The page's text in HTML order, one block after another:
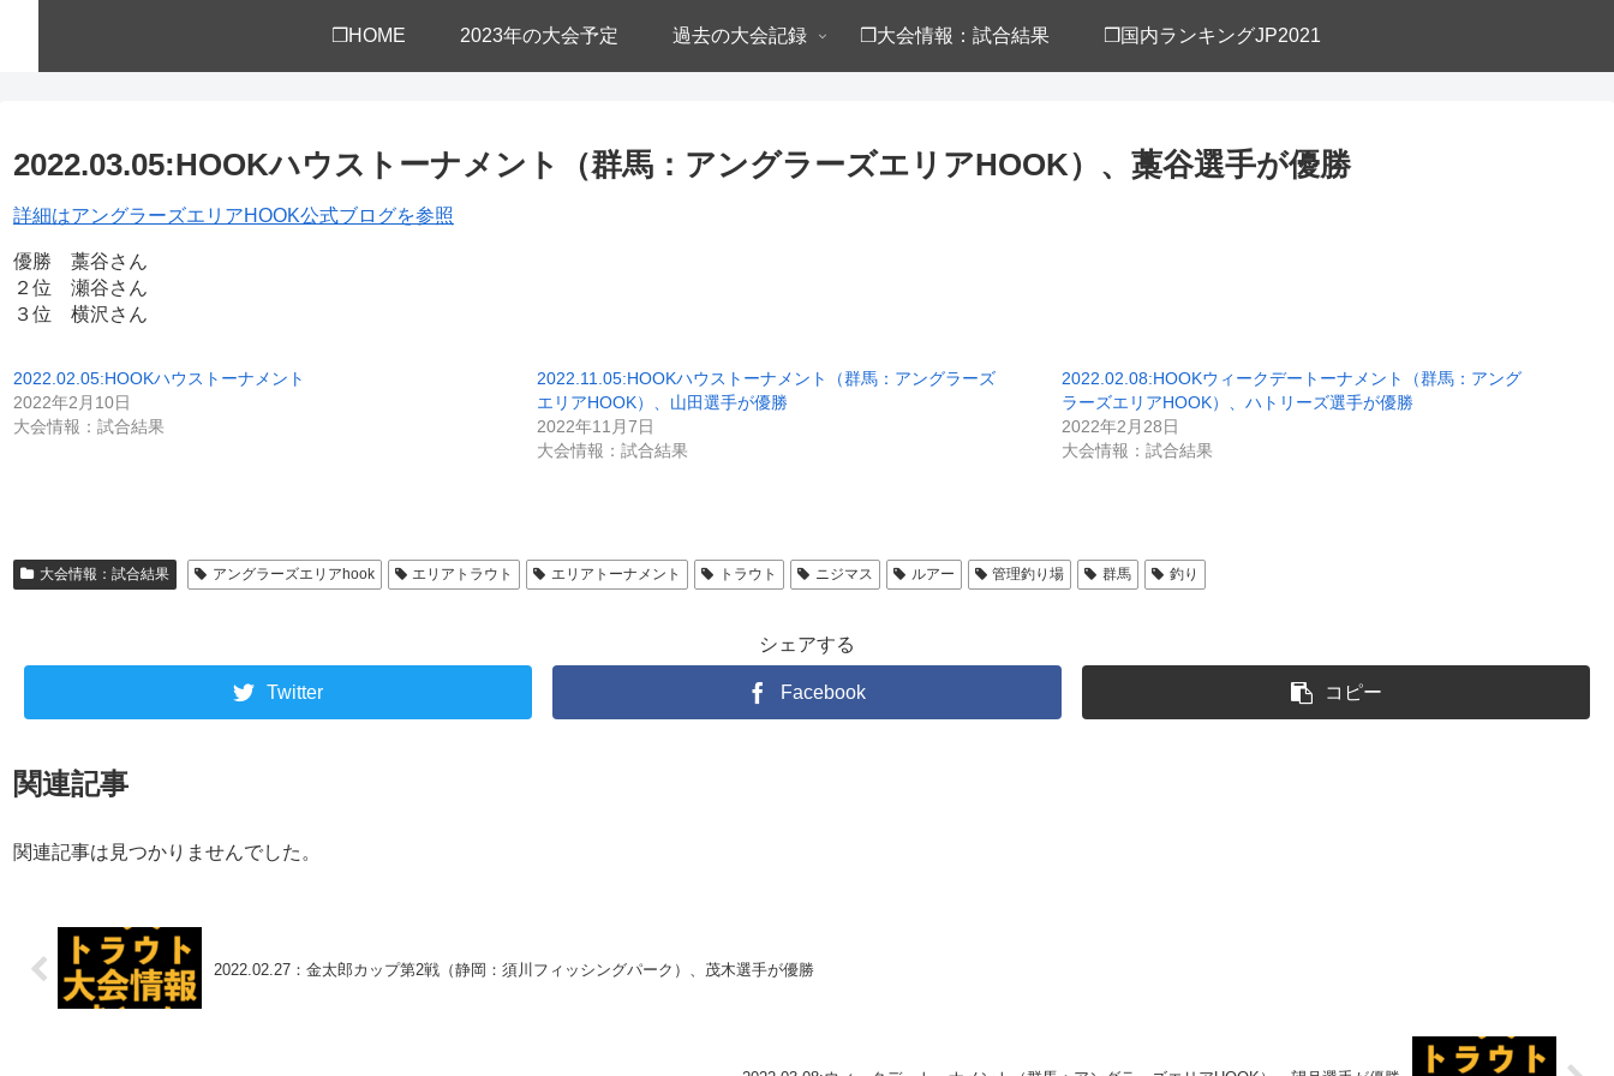
❒HOME 2023年の大会予定 過去の大会記録 ❒大会情報：試合結果 ❒国内ランキングJP2021
2022.03.05:HOOKハウストーナメント（群馬：アングラーズエリアHOOK）、藁谷選手が優勝
詳細はアングラーズエリアHOOK公式ブログを参照
優勝 藁谷さん
２位 瀬谷さん
３位 横沢さん
2022.02.05:HOOKハウストーナメント
2022年2月10日
大会情報：試合結果
2022.11.05:HOOKハウストーナメント（群馬：アングラーズ
エリアHOOK）、山田選手が優勝
2022年11月7日
大会情報：試合結果
2022.02.08:HOOKウィークデートーナメント（群馬：アング
ラーズエリアHOOK）、ハトリーズ選手が優勝
2022年2月28日
大会情報：試合結果
大会情報：試合結果 アングラーズエリアhook エリアトラウト エリアトーナメント トラウト ニジマス ルアー 管理釣り場 群馬 釣り
シェアする
Twitter Facebook コピー
関連記事
関連記事は見つかりませんでした。
2022.02.27：金太郎カップ第2戦（静岡：須川フィッシングパーク）、茂木選手が優勝